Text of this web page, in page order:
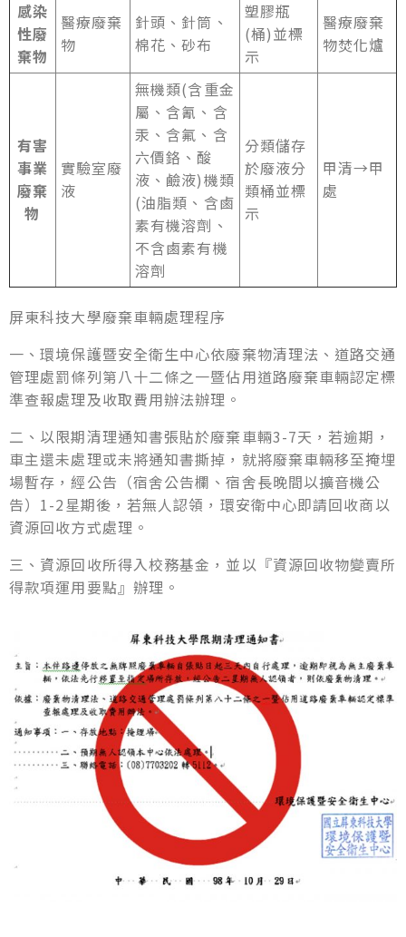
感染
性廢
棄物
醫療廢棄
物
針頭、針筒、
棉花、砂布
塑膠瓶
(桶)並標
示
醫療廢棄
物焚化爐
有害
事業
廢棄
物
實驗室廢
液
無機類(含重金
屬、含氰、含
汞、含氟、含
六價鉻、酸
液、鹼液)機類
(油脂類、含鹵
素有機溶劑、
不含鹵素有機
溶劑
分類儲存
於廢液分
類桶並標
示
甲清→甲
處
屏東科技大學廢棄車輛處理程序
一、環境保護暨安全衛生中心依廢棄物清理法、道路交通
管理處罰條列第八十二條之一暨佔用道路廢棄車輛認定標
準查報處理及收取費用辦法辦理。
二、以限期清理通知書張貼於廢棄車輛3-7天，若逾期，
車主還未處理或未將通知書撕掉，就將廢棄車輛移至掩埋
場暫存，經公告（宿舍公告欄、宿舍長晚間以擴音機公
告）1-2星期後，若無人認領，環安衛中心即請回收商以
資源回收方式處理。
三、資源回收所得入校務基金，並以『資源回收物變賣所
得款項運用要點』辦理。